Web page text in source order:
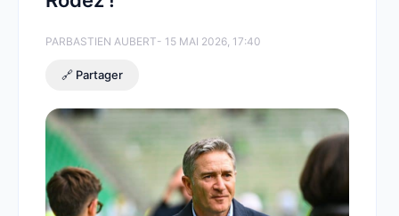
PARBASTIEN AUBERT- 15 MAI 2026, 17:40
🔗 Partager